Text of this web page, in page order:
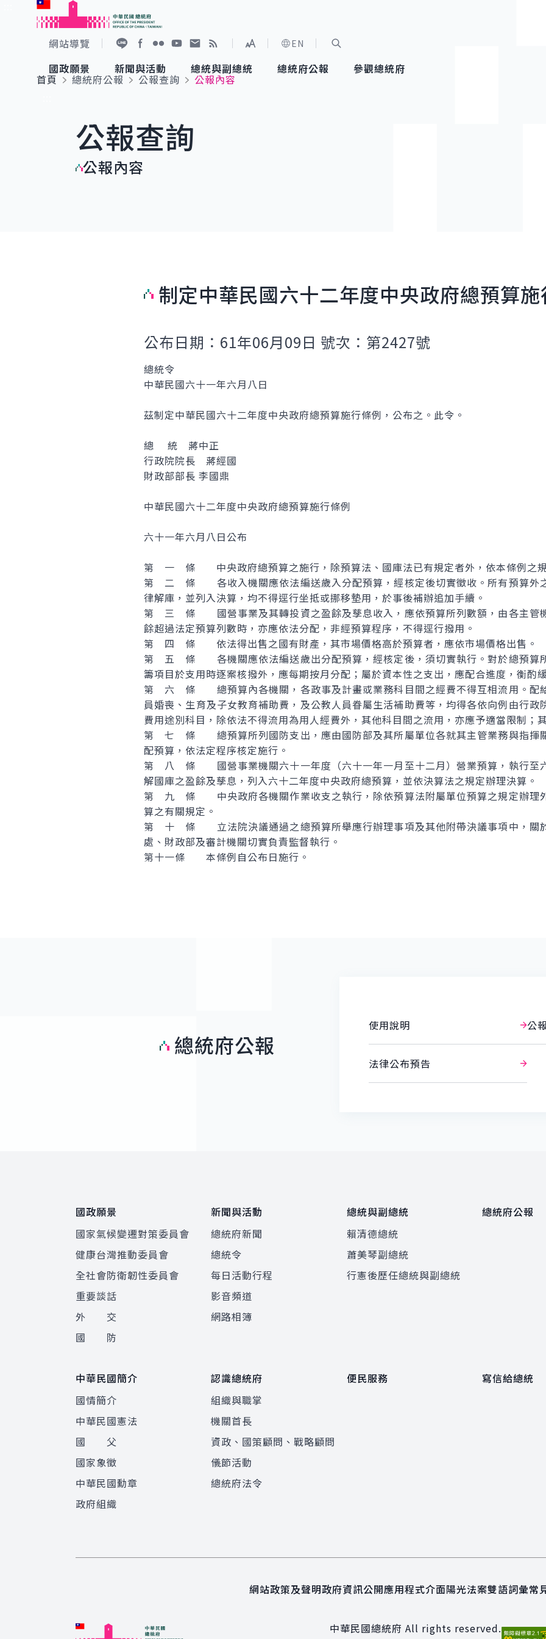
跳到主要內容
網站導覽
展開字級選單
EN
國政願景
國家氣候變遷對策委員會
重要談話
新聞與活動
總統府新聞
影音頻道
總統與副總統
賴清德總統
總統府公報 參觀總統府
首頁 總統府公報 公報查詢
公報內容
公報查詢
公報內容
制定中華民國六十二年度中央政府總預算
公布日期：61年06月09日 號次：第2427號
總統令
中華民國六十一年六月八日
茲制定中華民國六十二年度中央政府總預算施行條例，公布之。此令。
總 統 蔣中正
行政院院長 蔣經國
財政部部長 李國鼎
中華民國六十二年度中央政府總預算施行條例
六十一年六月八日公布
第 一 條 中央政府總預算之施行，除預算法、國庫法已有規定者外，依本條例之
第 二 條 各收入機關應依法編送歲入分配預算，經核定後切實徵收。所有預算外
律解庫，並列入決算，均不得逕行坐抵或挪移墊用，於事後補辦追加手續。
第 三 條 國營事業及其轉投資之盈餘及孳息收入，應依預算所列數額，由各主管
餘超過法定預算列數時，亦應依法分配，非經預算程序，不得逕行撥用。
第 四 條 依法得出售之國有財產，其市場價格高於預算者，應依市場價格出售。
第 五 條 各機關應依法編送歲出分配預算，經核定後，須切實執行。對於總預算
籌項目於支用時逐案核撥外，應每期按月分配；屬於資本性之支出，應配合進度，衡酌
第 六 條 總預算內各機關，各政事及計畫或業務科目間之經費不得互相流用。配
員婚喪、生育及子女教育補助費，及公教人員眷屬生活補助費等，均得各依向例由行政
費用途別科目，除依法不得流用為用人經費外，其他科目間之流用，亦應予適當限制；
第 七 條 總預算所列國防支出，應由國防部及其所屬單位各就其主管業務與指揮
配預算，依法定程序核定施行。
第 八 條 國營事業機關六十一年度（六十一年一月至十二月）營業預算，執行至
解國庫之盈餘及孳息，列入六十二年度中央政府總預算，並依決算法之規定辦理決算。
第 九 條 中央政府各機關作業收支之執行，除依預算法附屬單位預算之規定辦理
算之有關規定。
第 十 條 立法院決議通過之總預算所舉應行辦理事項及其他附帶決議事項中，關
處、財政部及審計機關切實負責監督執行。
第十一條 本條例自公布日施行。
總統府公報
使用說明 公
法律公布預告
國政願景
國家氣候變遷對策委員會
健康台灣推動委員會
全社會防衛韌性委員會
重要談話
外 交
國 防
新聞與活動
總統府新聞
總統令
每日活動行程
影音頻道
網路相簿
總統與副總統
賴清德總統
蕭美琴副總統
行憲後歷任總統與副總統
總統府公報
中華民國簡介
國情簡介
中華民國憲法
國 父
國家象徵
中華民國勳章
政府組織
認識總統府
組織與職掌
機關首長
資政、國策顧問、戰略顧問
儀節活動
總統府法令
便民服務 寫信給總統
網站政策及聲明政府資訊公開應用程式介面陽光法案雙語詞彙常
中華民國總統府 All rights reserved.